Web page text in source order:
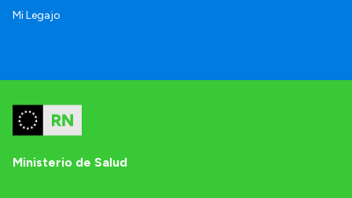
Mi Legajo
Ministerio de Salud